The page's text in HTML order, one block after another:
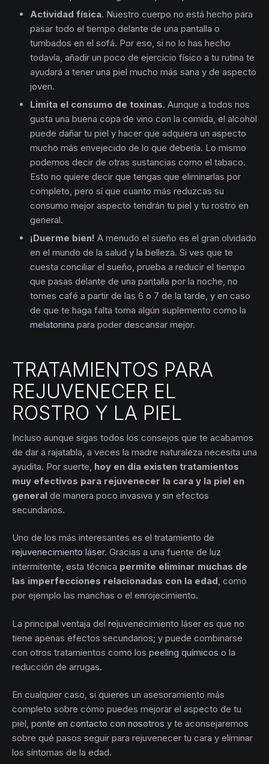
Actividad física. Nuestro cuerpo no está hecho para
pasar todo el tiempo delante de una pantalla o
tumbados en el sofá. Por eso, si no lo has hecho
todavía, añadir un poco de ejercicio físico a tu rutina te
ayudará a tener una piel mucho más sana y de aspecto
joven.
Limita el consumo de toxinas. Aunque a todos nos
gusta una buena copa de vino con la comida, el alcohol
puede dañar tu piel y hacer que adquiera un aspecto
mucho más envejecido de lo que debería. Lo mismo
podemos decir de otras sustancias como el tabaco.
Esto no quiere decir que tengas que eliminarlas por
completo, pero sí que cuanto más reduzcas su
consumo mejor aspecto tendrán tu piel y tu rostro en
general.
¡Duerme bien! A menudo el sueño es el gran olvidado
en el mundo de la salud y la belleza. Si ves que te
cuesta conciliar el sueño, prueba a reducir el tiempo
que pasas delante de una pantalla por la noche, no
tomes café a partir de las 6 o 7 de la tarde, y en caso
de que te haga falta toma algún suplemento como la
melatonina para poder descansar mejor.
TRATAMIENTOS PARA
REJUVENECER EL
ROSTRO Y LA PIEL
Incluso aunque sigas todos los consejos que te acabamos
de dar a rajatabla, a veces la madre naturaleza necesita una
ayudita. Por suerte, hoy en día existen tratamientos
muy efectivos para rejuvenecer la cara y la piel en
general de manera poco invasiva y sin efectos
secundarios.
Uno de los más interesantes es el tratamiento de
rejuvenecimiento láser. Gracias a una fuente de luz
intermitente, esta técnica permite eliminar muchas de
las imperfecciones relacionadas con la edad, como
por ejemplo las manchas o el enrojecimiento.
La principal ventaja del rejuvenecimiento láser es que no
tiene apenas efectos secundarios; y puede combinarse
con otros tratamientos como los peeling químicos o la
reducción de arrugas.
En cualquier caso, si quieres un asesoramiento más
completo sobre cómo puedes mejorar el aspecto de tu
piel, ponte en contacto con nosotros y te aconsejaremos
sobre qué pasos seguir para rejuvenecer tu cara y eliminar
los síntomas de la edad.